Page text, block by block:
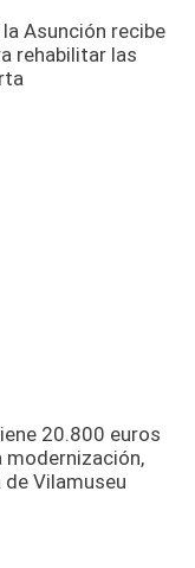
Asunción recibe
rehabilitar las
20.800 euros
modernización,
Vilamuseu